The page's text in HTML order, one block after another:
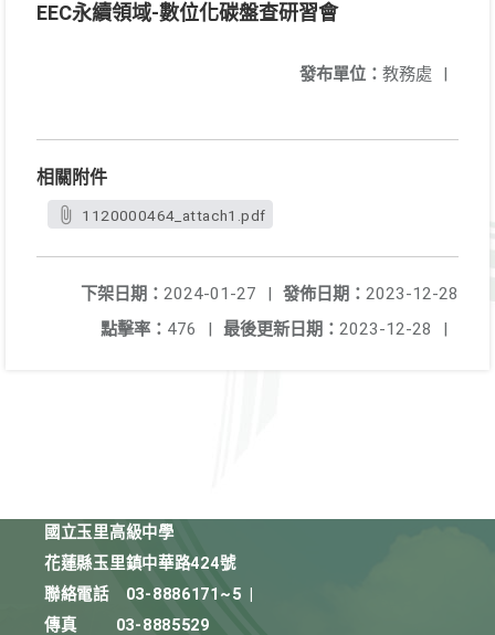
EEC永續領域-數位化碳盤查研習會
發布單位： 教務處 |
相關附件
1120000464_attach1.pdf
發佈日期： 2023-12-28
下架日期： 2024-01-27
|
最後更新日期： 2023-12-28 |
點擊率： 476 |
國立玉里高級中學
花蓮縣玉里鎮中華路424號
聯絡電話
03-8886171~5
傳真
03-8885529